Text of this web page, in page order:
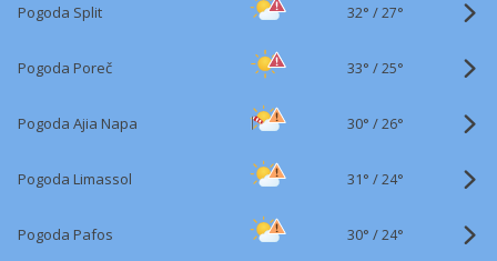
Pogoda Split 32° /27°
Pogoda Poreč 33° /25°
Pogoda Ajia Napa 30° /26°
Pogoda Limassol 31° /24°
Pogoda Pafos 30° /24°